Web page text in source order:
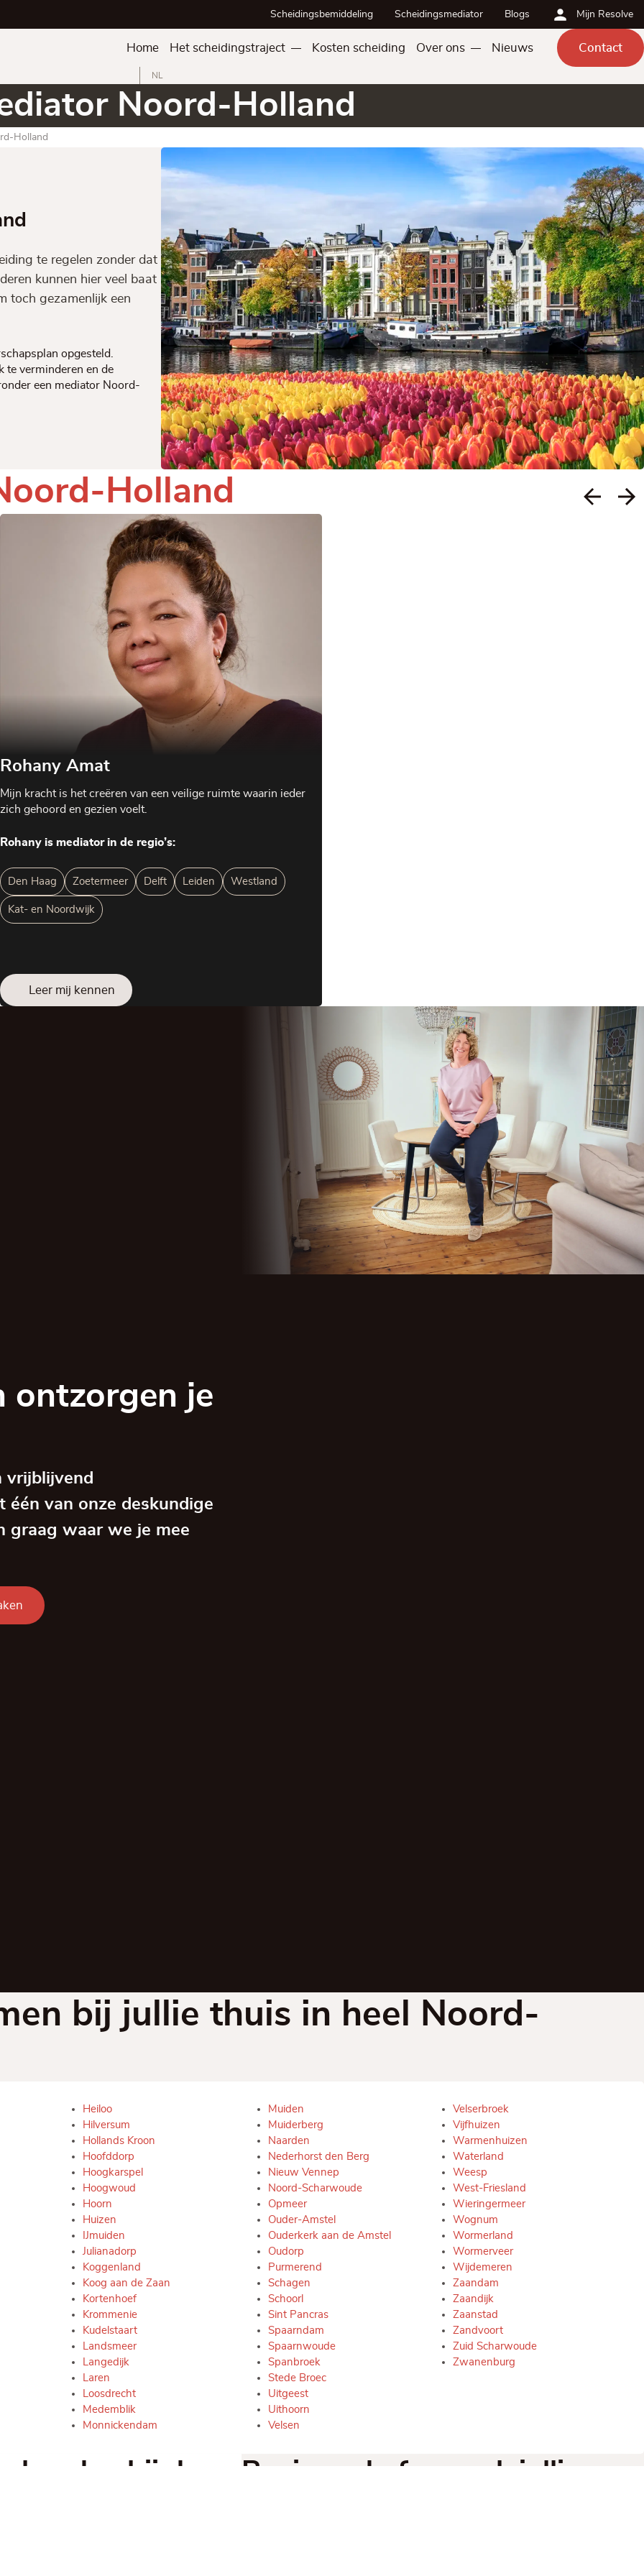
Scheidingsbemiddeling Scheidingsmediator Blogs Mijn Resolve
Home Het scheidingstraject Kosten scheiding Over ons Nieuws Contact
NL
Noord-Holland
Holland
te regelen zonder dat
kunnen hier veel baat
toch gezamenlijk een
opgesteld.
te verminderen en de
een mediator Noord-
Holland
Rohany Amat
Mijn kracht is het creëren van een veilige ruimte waarin ieder
zich gehoord en gezien voelt.
Rohany is mediator in de regio’s:
Den Haag Zoetermeer Delft Leiden Westland
Kat- en Noordwijk
Leer mij kennen
ontzorgen je
vrijblijvend
één van onze deskundige
graag waar we je mee
bij jullie thuis in heel Noord-
Heiloo
Hilversum
Hollands Kroon
Hoofddorp
Hoogkarspel
Hoogwoud
Hoorn
Huizen
IJmuiden
Julianadorp
Koggenland
Koog aan de Zaan
Kortenhoef
Krommenie
Kudelstaart
Landsmeer
Langedijk
Laren
Loosdrecht
Medemblik
Monnickendam
Muiden
Muiderberg
Naarden
Nederhorst den Berg
Nieuw Vennep
Noord-Scharwoude
Opmeer
Ouder-Amstel
Ouderkerk aan de Amstel
Oudorp
Purmerend
Schagen
Schoorl
Sint Pancras
Spaarndam
Spaarnwoude
Spanbroek
Stede Broec
Uitgeest
Uithoorn
Velsen
Velserbroek
Vijfhuizen
Warmenhuizen
Waterland
Weesp
West-Friesland
Wieringermeer
Wognum
Wormerland
Wormerveer
Wijdemeren
Zaandam
Zaandijk
Zaanstad
Zandvoort
Zuid Scharwoude
Zwanenburg
handen bij de
Benieuwd of we ook jullie